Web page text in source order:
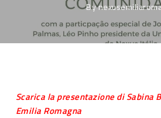
By
Scarica la presentazione di Sabina
Emilia Romagna